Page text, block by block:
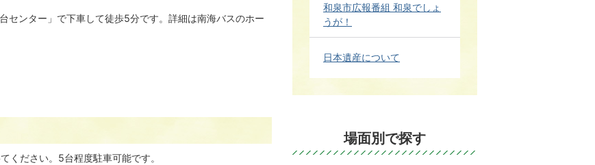
センター」で下車して徒歩5分です。詳細は南海バスのホー
ください。5台程度駐車可能です。
和泉市広報番組 和泉でしょ
うが！
日本遺産について
場面別で探す